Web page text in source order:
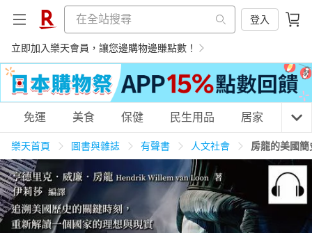
登入
立即加入樂天會員，讓您邊購物邊賺點數！
購物網分類
天天免運 美食蛋糕 養生保健 民生用品
免運 美食 保健 民生用品 居家 3C
樂天首頁 圖書與雜誌 有聲書 人文社會 房龍的美國